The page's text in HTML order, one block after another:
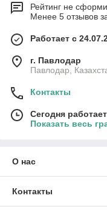
Рейтинг не
Менее 5 отзывов
Работает с
г. Павлодар
Павлодар,
Контакты
Сегодня
Показать весь
О нас
Контакты